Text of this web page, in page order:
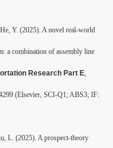
Y. (2025). A novel real-world
a combination of assembly line
Research Part E
(Elsevier, SCI-Q1; ABS3; IF:
L. (2025). A prospect-theory